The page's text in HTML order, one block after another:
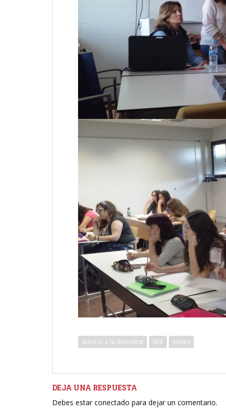
atenció a la diversitat NEE visites
DEJA UNA RESPUESTA
Debes estar conectado para dejar un comentario.